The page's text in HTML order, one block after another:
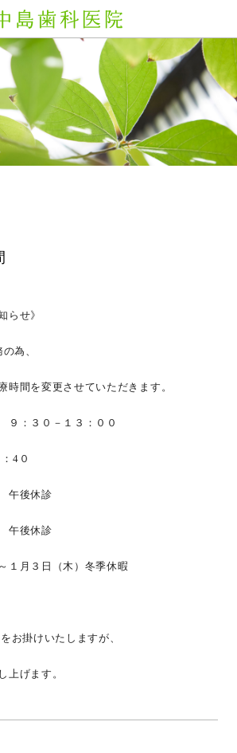
らせ》
為、
時間を変更させていただきます。
：３０－１３：００
4０
午後休診
午後休診
１月３日（木）冬季休暇
お掛けいたしますが、
上げます。